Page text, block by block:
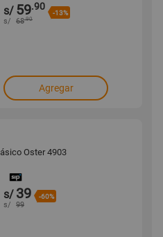
s/ 59.90
-13%
s/ 68.90
Agregar
Oster 4903
s/ 39 -60%
s/ 99